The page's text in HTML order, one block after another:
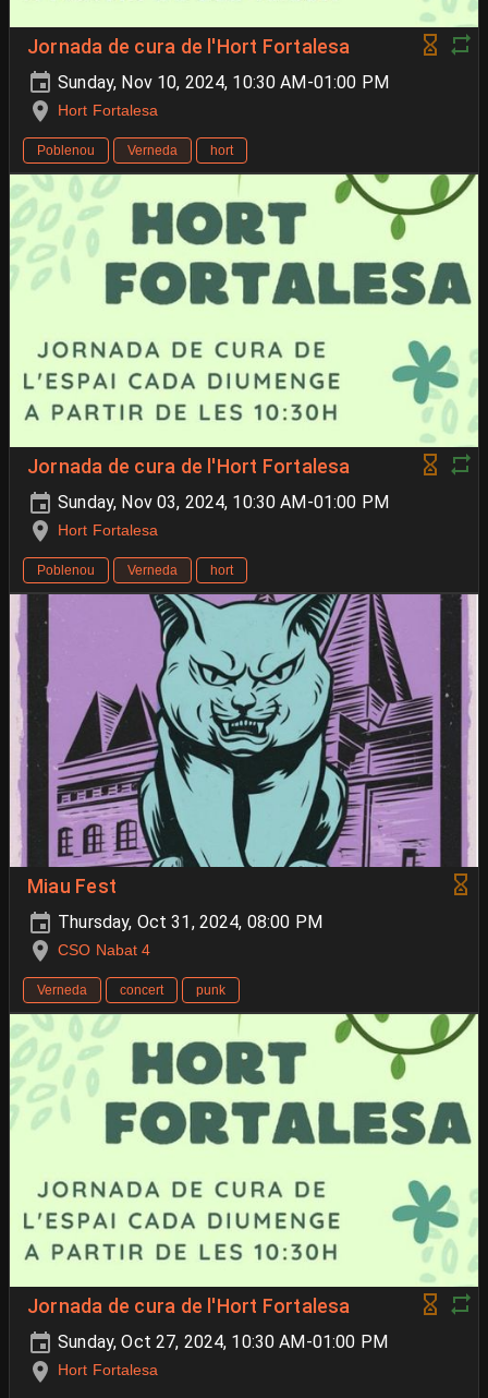
Jornada de cura de l'Hort Fortalesa
Sunday, Nov 10, 2024, 10:30 AM-01:00 PM
Hort Fortalesa
Poblenou Verneda hort
Jornada de cura de l'Hort Fortalesa
Sunday, Nov 03, 2024, 10:30 AM-01:00 PM
Hort Fortalesa
Poblenou Verneda hort
Miau Fest
Thursday, Oct 31, 2024, 08:00 PM
CSO Nabat 4
Verneda concert punk
Jornada de cura de l'Hort Fortalesa
Sunday, Oct 27, 2024, 10:30 AM-01:00 PM
Hort Fortalesa